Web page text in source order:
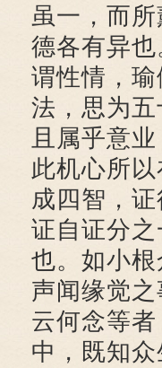
虽一，而
德各有异
谓性情，
法，思为
且属乎意
此机心所
成四智，
证自证分
也。如小
声闻缘觉
云何念等
中，既知